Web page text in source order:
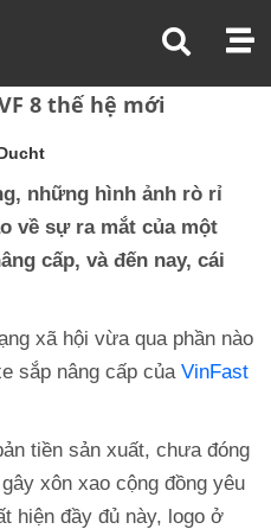
Lộ Ảnh Xe Điện VF 8 Thế Hệ Mới
8 thế hệ mới
những hình ảnh rò rỉ
về sự ra mắt của một
cấp, và đến nay, cái
xã hội vừa qua phần nào
sắp nâng cấp của VinFast
tiền sản xuất, chưa đóng
xôn xao cộng đồng yêu
hiện đầy đủ này, logo ở